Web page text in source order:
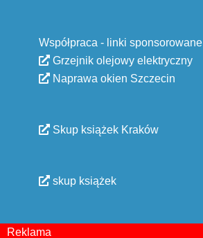
Współpraca - linki sponsorowane
Grzejnik olejowy elektryczny
Naprawa okien Szczecin
Skup książek Kraków
skup książek
Reklama